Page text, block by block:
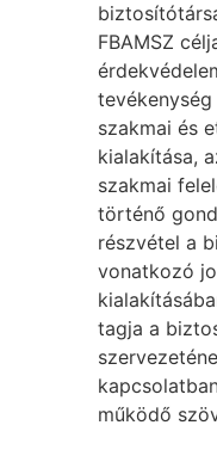
FBAMSZ
szakmai és
kialakítása,
szakmai
történő
részvétel a
vonatkozó
tagja a
működő